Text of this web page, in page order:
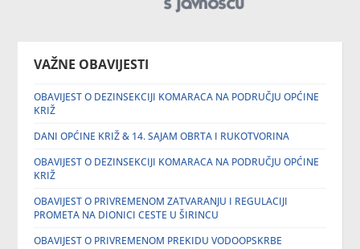
VAŽNE OBAVIJESTI
OBAVIJEST O DEZINSEKCIJI KOMARACA NA PODRUČJU OPĆINE
KRIŽ
DANI OPĆINE KRIŽ & 14. SAJAM OBRTA I RUKOTVORINA
OBAVIJEST O DEZINSEKCIJI KOMARACA NA PODRUČJU OPĆINE
KRIŽ
OBAVIJEST O PRIVREMENOM ZATVARANJU I REGULACIJI
PROMETA NA DIONICI CESTE U ŠIRINCU
OBAVIJEST O PRIVREMENOM PREKIDU VODOOPSKRBE